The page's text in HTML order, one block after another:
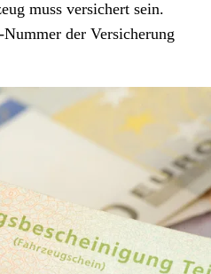
muss versichert sein.
der Versicherung